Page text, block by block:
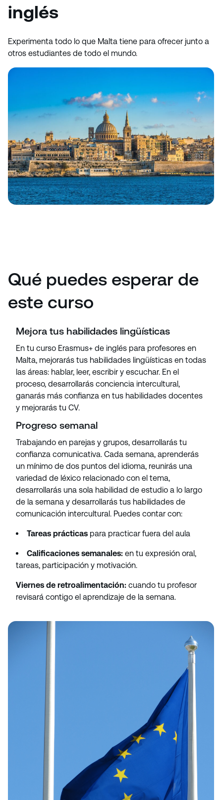
inglés
Experimenta todo lo que Malta tiene para ofrecer junto a
otros estudiantes de todo el mundo.
Qué puedes esperar de
este curso
Mejora tus habilidades lingüísticas
En tu curso Erasmus+ de inglés para profesores en
Malta, mejorarás tus habilidades lingüísticas en todas
las áreas: hablar, leer, escribir y escuchar. En el
proceso, desarrollarás conciencia intercultural,
ganarás más confianza en tus habilidades docentes
y mejorarás tu CV.
Progreso semanal
Trabajando en parejas y grupos, desarrollarás tu
confianza comunicativa. Cada semana, aprenderás
un mínimo de dos puntos del idioma, reunirás una
variedad de léxico relacionado con el tema,
desarrollarás una sola habilidad de estudio a lo largo
de la semana y desarrollarás tus habilidades de
comunicación intercultural. Puedes contar con:
Tareas prácticas para practicar fuera del aula
Calificaciones semanales: en tu expresión oral,
tareas, participación y motivación.
Viernes de retroalimentación: cuando tu profesor
revisará contigo el aprendizaje de la semana.